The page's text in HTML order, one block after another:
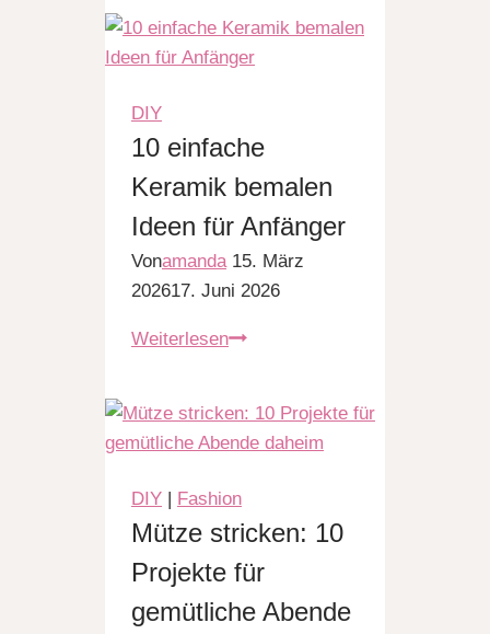
Tops
zum
für
dein
Festival-
DIY
10 einfache
Keramik bemalen
Ideen für Anfänger
Vonamanda 15. März
202617. Juni 2026
Weiterlesen10
bemalen
Ideen
DIY | Fashion
Mütze stricken: 10
Projekte für
gemütliche Abende